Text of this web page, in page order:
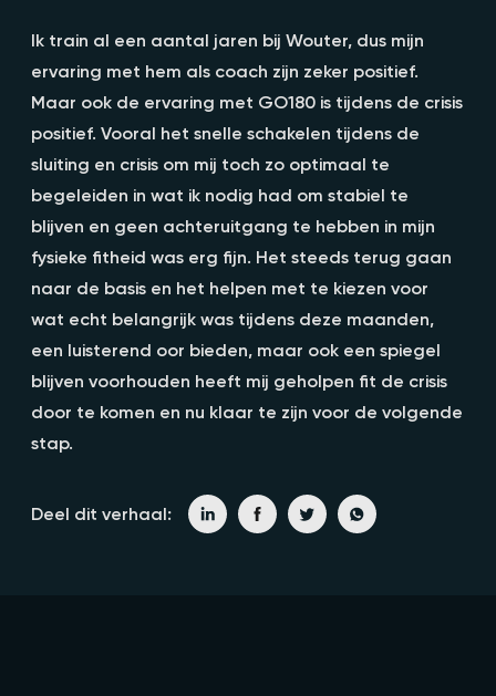
Ik train al een aantal jaren bij Wouter, dus mijn
ervaring met hem als coach zijn zeker positief.
Maar ook de ervaring met GO180 is tijdens de crisis
positief. Vooral het snelle schakelen tijdens de
sluiting en crisis om mij toch zo optimaal te
begeleiden in wat ik nodig had om stabiel te
blijven en geen achteruitgang te hebben in mijn
fysieke fitheid was erg fijn. Het steeds terug gaan
naar de basis en het helpen met te kiezen voor
wat echt belangrijk was tijdens deze maanden,
een luisterend oor bieden, maar ook een spiegel
blijven voorhouden heeft mij geholpen fit de crisis
door te komen en nu klaar te zijn voor de volgende
stap.
Deel dit verhaal: